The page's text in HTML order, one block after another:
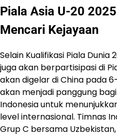
Piala Asia U-20
Mencari Kejayaan
Selain Kualifikasi Piala Dunia
juga akan berpartisipasi di
akan digelar di China pada
akan menjadi panggung
Indonesia untuk
level internasional. Timnas
Grup C bersama